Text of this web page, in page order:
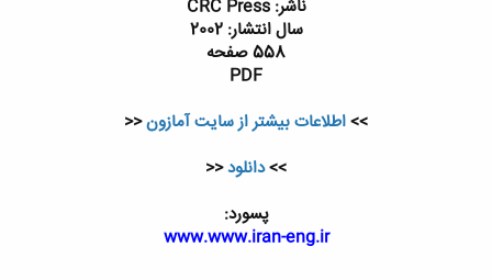
ناشر: CRC Press
سال انتشار: 2002
558 صفحه
PDF
>>اطلاعات بیشتر از سایت آمازون<<
>>دانلود<<
پسورد:
www.www.iran-eng.ir